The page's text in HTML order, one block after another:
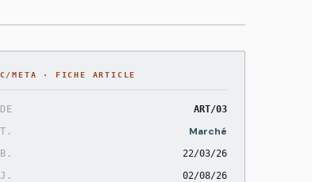
META · FICHE ARTICLE
ART/03
Marché
22/03/26
02/08/26